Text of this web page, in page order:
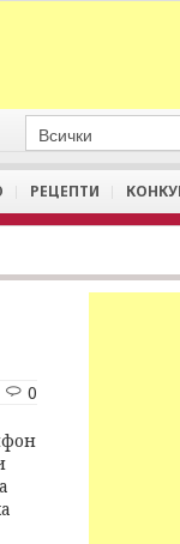
РЕЦЕПТИ
0